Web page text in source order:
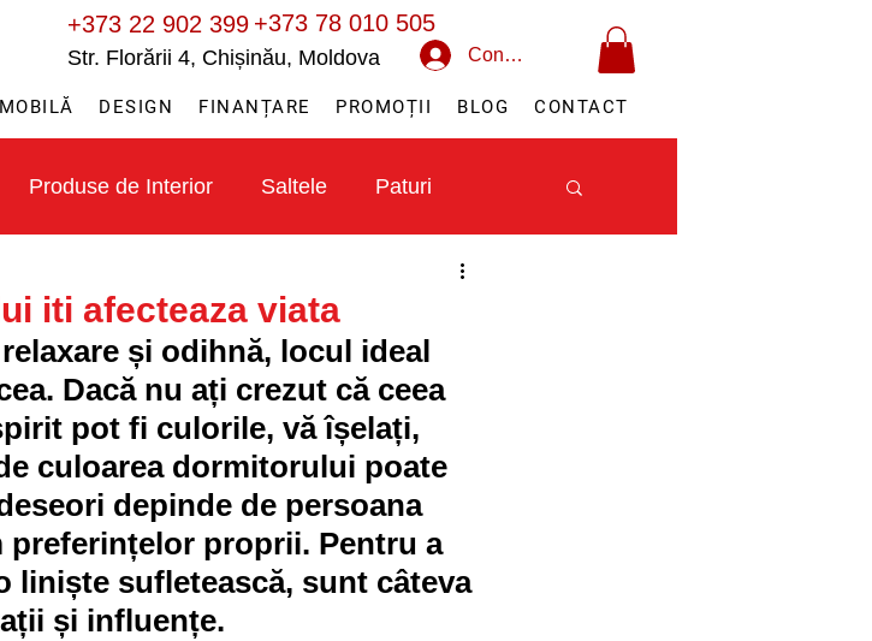
Str. Florării 4, Chișinău, Moldova Conectează-te
+373 22 902 399 +373 78 010 505
MOBILĂ DESIGN FINANȚARE PROMOȚII BLOG CONTACT
Produse de Interior Saltele Paturi
iti afecteaza viata
și odihnă, locul ideal
Dacă nu ați crezut că ceea
pot fi culorile, vă îșelați,
culoarea dormitorului poate
depinde de persoana
preferințelor proprii. Pentru a
liniște sufletească, sunt câteva
și influențe.